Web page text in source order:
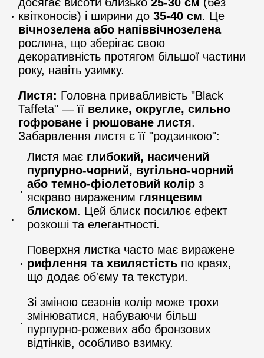
квітконосів) і ширини до 35-40 см. Це
вічнозелена або напіввічнозелена
рослина, що зберігає свою
декоративність протягом більшої частини
року, навіть узимку.
Листя: Головна привабливість "Black
Taffeta" — її велике, округле, сильно
гофроване і рюшоване листя.
Забарвлення листя є її "родзинкою":
Листя має глибокий, насичений
пурпурно-чорний, вугільно-чорний
або темно-фіолетовий колір з
яскраво вираженим глянцевим
блиском. Цей блиск посилює ефект
розкоші та елегантності.
Поверхня листка часто має виражене
рифлення та хвилястість по краях,
що додає об'єму та текстури.
Зі зміною сезонів колір може трохи
змінюватися, набуваючи більш
пурпурно-рожевих або бронзових
відтінків, особливо взимку.